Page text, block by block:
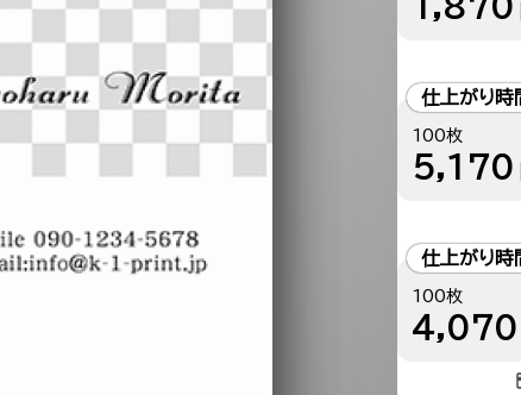
仕上がり
100枚
5,170
仕上がり
100枚
4,070